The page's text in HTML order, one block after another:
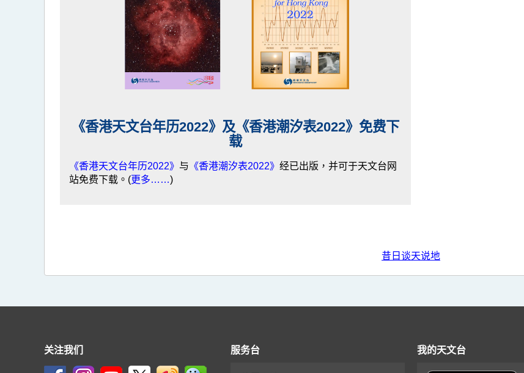
《香港天文台年历2022》及《香港潮汐表2022》免费下
载
《香港天文台年历2022》 与 《香港潮汐表2022》 经已出版，并可于天文台网
站免费下载。(更多……)
昔日谈天说地
关注我们 服务台 我的天文台